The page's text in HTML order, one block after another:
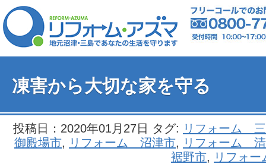
凍害から大切な家を守る
投稿日：2020年01月27日 タグ: リフォーム
御殿場市, リフォーム 沼津市, リフォーム
裾野市, リフォ